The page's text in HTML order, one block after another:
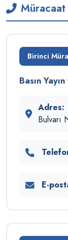
Birinci
Basın
Adres:
Bulvarı
E-